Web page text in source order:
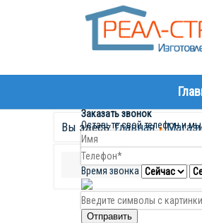
Заказать звонок
Оставьте свой телефон и
Время звонка
Отправить
Вы здесь:Главная